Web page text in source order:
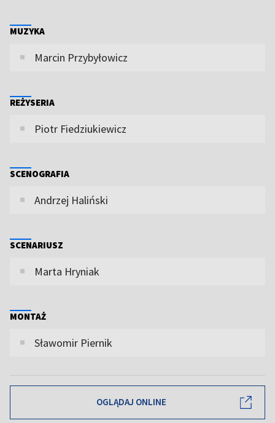
MUZYKA
Marcin Przybyłowicz
REŻYSERIA
Piotr Fiedziukiewicz
SCENOGRAFIA
Andrzej Haliński
SCENARIUSZ
Marta Hryniak
MONTAŻ
Sławomir Piernik
OGLĄDAJ ONLINE